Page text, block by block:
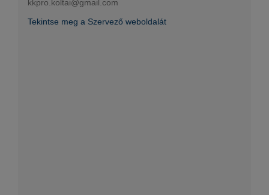
kkpro.koltai@gmail.com
Tekintse meg a Szervező weboldalát